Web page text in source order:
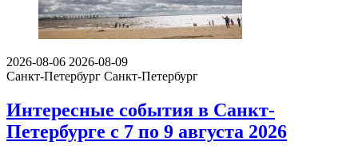
2026-08-06 2026-08-09
Санкт-Петербург Санкт-Петербург
Интересные события в Санкт-
Петербурге с 7 по 9 августа 2026